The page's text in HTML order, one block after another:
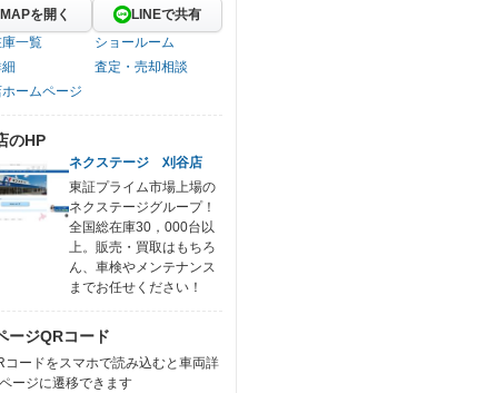
MAPを開く
LINEで共有
一覧
ショールーム
査定・売却相談
ームページ
のHP
ネクステージ 刈谷店
東証プライム市場上場の
ネクステージグループ！
全国総在庫30，000台以
上。販売・買取はもちろ
ん、車検やメンテナンス
までお任せください！
ージQRコード
コードをスマホで読み込むと車両詳
ージに遷移できます